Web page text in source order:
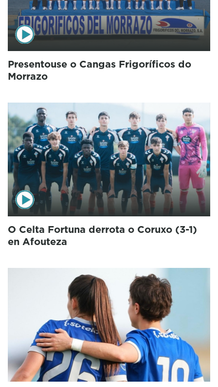
Presentouse o Cangas Frigoríficos do
Morrazo
O Celta Fortuna derrota o Coruxo (3-1)
en Afouteza